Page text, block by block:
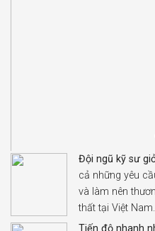
Đội ngũ kỹ sư
cả những yêu
và làm nên
thất tại Việt Nam.